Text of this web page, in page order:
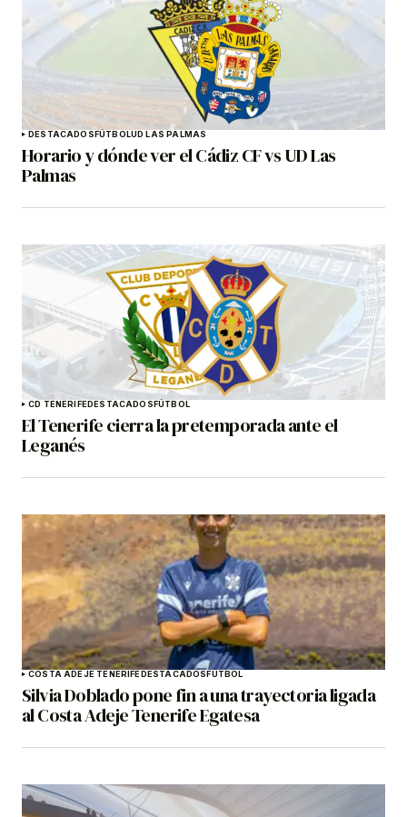
DESTACADOSFÚTBOLUD LAS PALMAS
Horario y dónde ver el Cádiz CF vs UD Las
Palmas
CD TENERIFEDESTACADOSFÚTBOL
El Tenerife cierra la pretemporada ante el
Leganés
COSTA ADEJE TENERIFEDESTACADOSFÚTBOL
Silvia Doblado pone fin a una trayectoria ligada
al Costa Adeje Tenerife Egatesa